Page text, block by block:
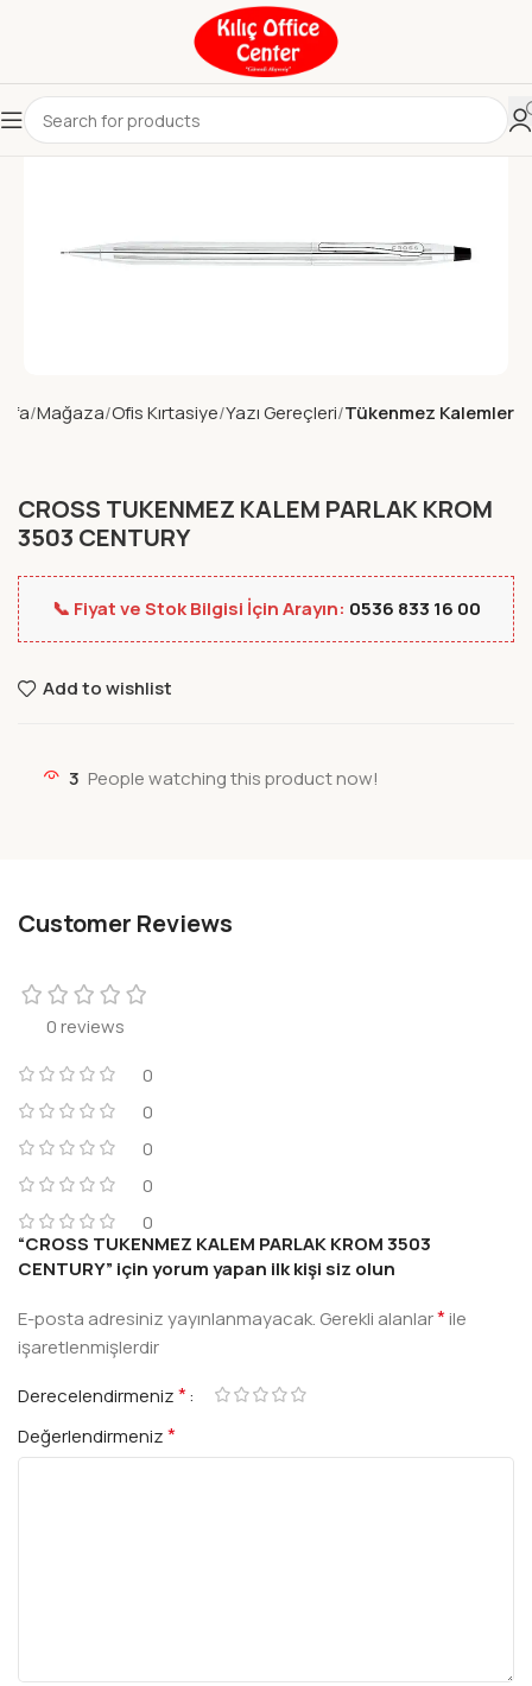
Mağaza Ofis Kırtasiye Yazı Gereçleri Tükenmez Kalemler
CROSS TUKENMEZ KALEM PARLAK KROM
3503 CENTURY
📞 Fiyat ve Stok Bilgisi İçin Arayın: 0536 833 16 00
Add to wishlist
3 People watching this product now!
Customer Reviews
0 reviews
0
0
0
0
0
“CROSS TUKENMEZ KALEM PARLAK KROM 3503
CENTURY” için yorum yapan ilk kişi siz olun
E-posta adresiniz yayınlanmayacak. Gerekli alanlar*ile
işaretlenmişlerdir
Derecelendirmeniz*
Değerlendirmeniz*